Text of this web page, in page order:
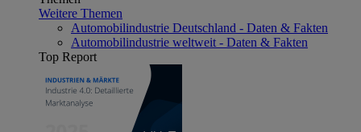
Weitere Themen
Automobilindustrie Deutschland - Daten & Fakten
Automobilindustrie weltweit - Daten & Fakten
Top Report